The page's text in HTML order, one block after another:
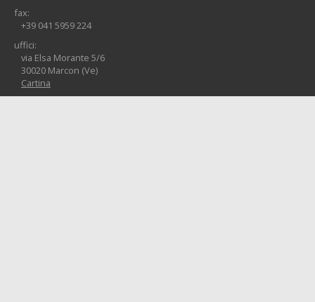
fax:
+39 041 5959 224
uffici:
via Elsa Morante 5/6
30020 Marcon (Ve)
Cartina